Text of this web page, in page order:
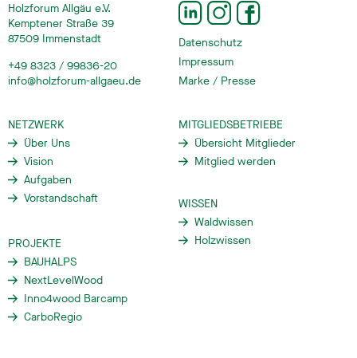
Holzforum Allgäu e.V.
Kemptener Straße 39
87509 Immenstadt
+49 8323 / 99836-20
info@holzforum-allgaeu.de
Datenschutz
Impressum
Marke / Presse
NETZWERK
Über Uns
Vision
Aufgaben
Vorstandschaft
MITGLIEDSBETRIEBE
Übersicht Mitglieder
Mitglied werden
WISSEN
Waldwissen
Holzwissen
PROJEKTE
BAUHALPS
NextLevelWood
Inno4wood Barcamp
CarboRegio